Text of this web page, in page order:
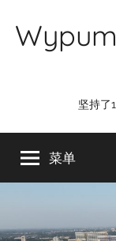
坚持了
菜单